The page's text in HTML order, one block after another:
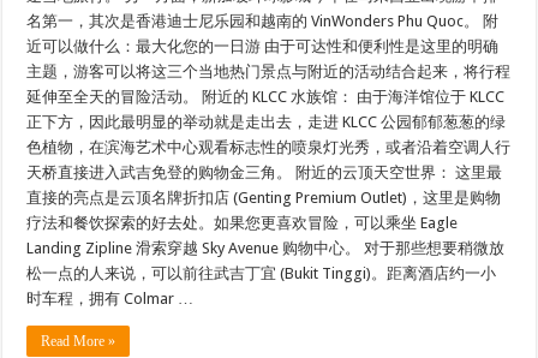
名第一，其次是香港迪士尼乐园和越南的 VinWonders Phu Quoc。 附
近可以做什么：最大化您的一日游 由于可达性和便利性是这里的明确
主题，游客可以将这三个当地热门景点与附近的活动结合起来，将行程
延伸至全天的冒险活动。 附近的 KLCC 水族馆： 由于海洋馆位于 KLCC
正下方，因此最明显的举动就是走出去，走进 KLCC 公园郁郁葱葱的绿
色植物，在滨海艺术中心观看标志性的喷泉灯光秀，或者沿着空调人行
天桥直接进入武吉免登的购物金三角。 附近的云顶天空世界： 这里最
直接的亮点是云顶名牌折扣店 (Genting Premium Outlet)，这里是购物
疗法和餐饮探索的好去处。如果您更喜欢冒险，可以乘坐 Eagle
Landing Zipline 滑索穿越 Sky Avenue 购物中心。 对于那些想要稍微放
松一点的人来说，可以前往武吉丁宜 (Bukit Tinggi)。距离酒店约一小
时车程，拥有 Colmar …
Read More »